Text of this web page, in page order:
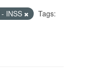
INSS
Tags: